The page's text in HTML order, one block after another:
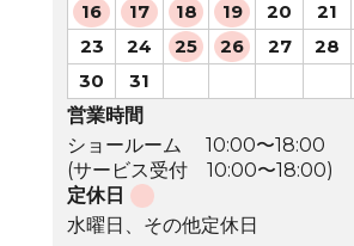
16
17 18 19 20 21
23
24 25 26 27 28
30
31
営業時間
ショールーム 10:00〜18:00
(サービス受付 10:00〜18:00)
定休日
水曜日、その他定休日